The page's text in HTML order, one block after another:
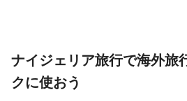
ナイジェリア旅行で海外旅
クに使おう